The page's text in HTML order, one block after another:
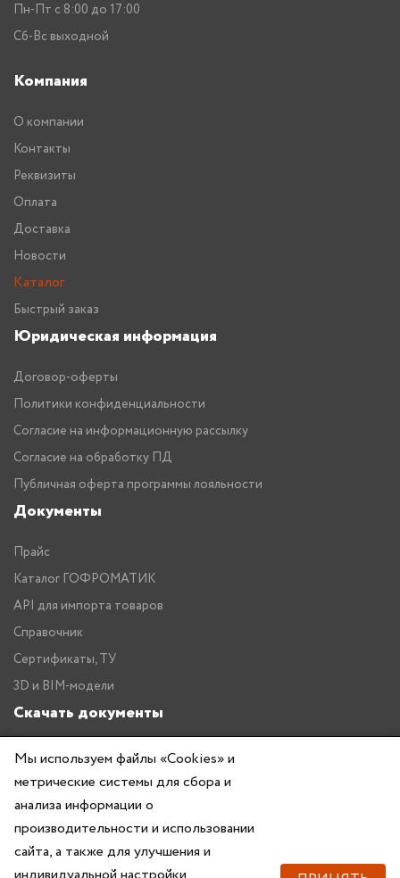
Пн-Пт с 8:00 до 17:00
Сб-Вс выходной
Компания
О компании
Контакты
Реквизиты
Оплата
Доставка
Новости
Каталог
Быстрый заказ
Юридическая информация
Договор-оферты
Политики конфиденциальности
Согласие на информационную рассылку
Согласие на обработку ПД
Публичная оферта программы лояльности
Документы
Прайс
Каталог ГОФРОМАТИК
API для импорта товаров
Справочник
Сертификаты, ТУ
3D и BIM-модели
Скачать документы
Прайс
Каталог ГОФРОМАТИК
Мы используем файлы «Cookies» и
метрические системы для сбора и
анализа информации о
производительности и использовании
сайта, а также для улучшения и